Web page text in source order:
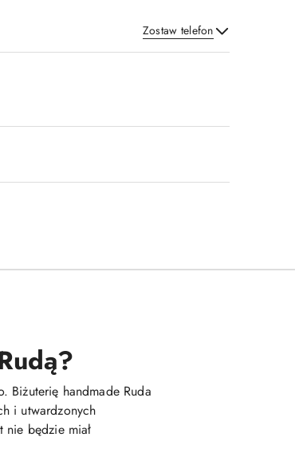
Zostaw telefon
Wyślij
Biżuterię handmade Ruda
i utwardzonych
będzie miał